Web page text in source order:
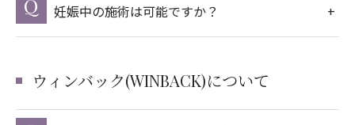
妊娠中の施術は可能ですか？
ウィンバック(WINBACK)について